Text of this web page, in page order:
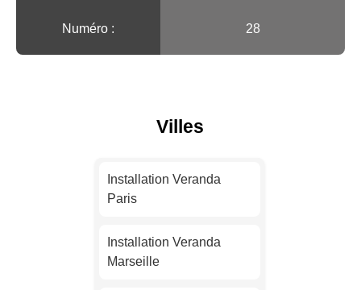
Numéro : 28
Villes
Installation Veranda
Paris
Installation Veranda
Marseille